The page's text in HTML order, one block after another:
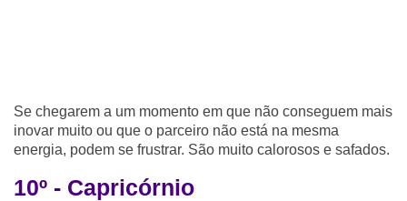
Se chegarem a um momento em que não conseguem mais
inovar muito ou que o parceiro não está na mesma
energia, podem se frustrar. São muito calorosos e safados.
10º - Capricórnio